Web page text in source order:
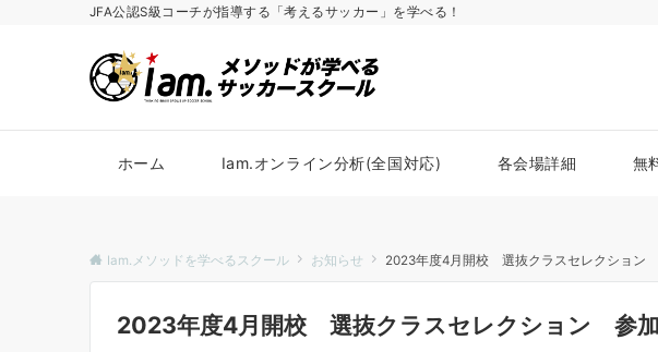
JFA公認S級コーチが指導する「考えるサッカー」を学べる！
ホーム Iam.オンライン分析(全国対応) 各会場詳細 無
Iam.メソッドを学べるスクール お知らせ 2023年度4月開校 選抜クラスセレクション
2023年度4月開校 選抜クラスセレクション 参加